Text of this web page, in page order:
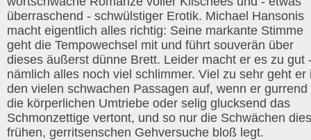
überraschend - schwülstiger Erotik. Michael Hansonis
macht eigentlich alles richtig: Seine markante Stimme
geht die Tempowechsel mit und führt souverän über
dieses äußerst dünne Brett. Leider macht er es zu gut
nämlich alles noch viel schlimmer. Viel zu sehr geht er
den vielen schwachen Passagen auf, wenn er gurrend
die körperlichen Umtriebe oder selig glucksend das
Schmonzettige vertont, und so nur die Schwächen
frühen, gerritsenschen Gehversuche bloß legt.